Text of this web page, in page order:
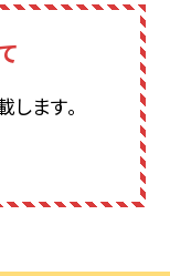
ます。